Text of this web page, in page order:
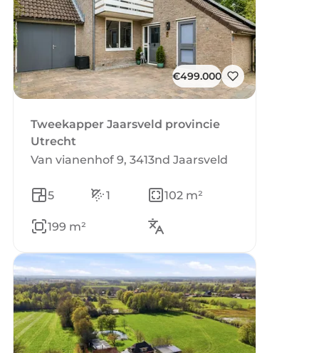
€499.000
Tweekapper Jaarsveld provincie
Utrecht
Van vianenhof 9, 3413nd Jaarsveld
5 1 102 m²
199 m²